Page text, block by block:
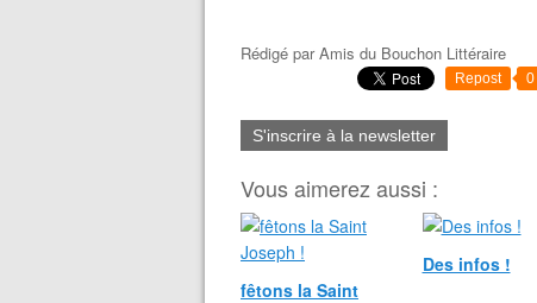
Rédigé parAmis du Bouchon Littéraire
Repost 0
S'inscrire à la newsletter
Vous aimerez aussi :
fêtons la Saint
Des infos !